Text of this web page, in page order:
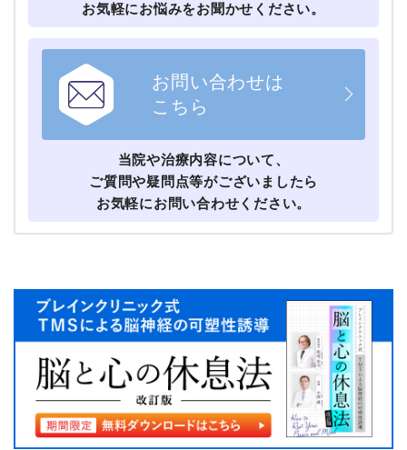
お気軽にお悩みをお聞かせください。
お問い合わせは
こちら
当院や治療内容について、
ご質問や疑問点等がございましたら
お気軽にお問い合わせください。